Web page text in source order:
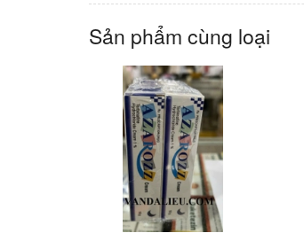
Sản phẩm cùng loại
MUA HÀNG